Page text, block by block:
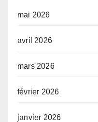
mai 2026
avril 2026
mars 2026
février 2026
janvier 2026